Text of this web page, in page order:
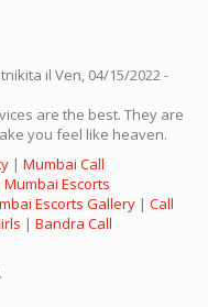
il Ven, 04/15/2022 -
are the best. They are
you feel like heaven.
| Mumbai Call
Mumbai Escorts
Escorts Gallery | Call
| Bandra Call